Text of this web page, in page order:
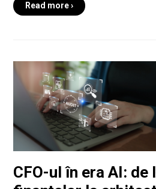
Read more ›
CFO-ul în era AI: de